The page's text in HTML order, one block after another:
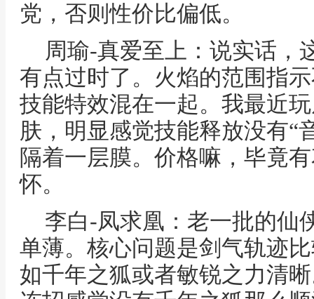
党，否则性价比偏低。
周瑜-真爱至上：说实话，
有点过时了。火焰的范围指
技能特效混在一起。我最近
肤，明显感觉技能释放没有“
隔着一层膜。价格嘛，毕竟
怀。
李白-凤求凰：老一批的仙
单薄。核心问题是剑气轨迹
如千年之狐或者敏锐之力清